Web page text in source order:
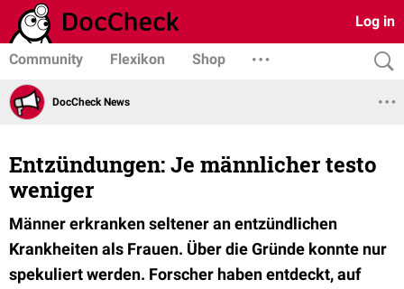
Log in
Community Flexikon Shop
DocCheck News
Entzündungen: Je männlicher testo
weniger
Männer erkranken seltener an entzündlichen
Krankheiten als Frauen. Über die Gründe konnte nur
spekuliert werden. Forscher haben entdeckt, auf